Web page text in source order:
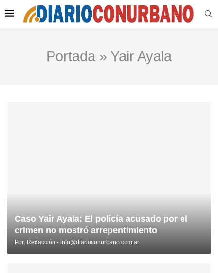
Portada » Yair Ayala
Caso Yair Ayala: El policía acusado por el
crimen no mostró arrepentimiento
Por: Redacción - info@diarioconurbano.com.ar